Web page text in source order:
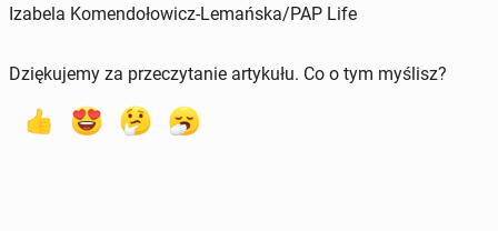
Izabela Komendołowicz-Lemańska/PAP Life
Dziękujemy za przeczytanie artykułu. Co o tym myślisz?